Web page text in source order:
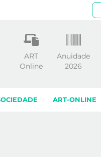
ART
Online
Anuidade
2026
ART-ONLINE